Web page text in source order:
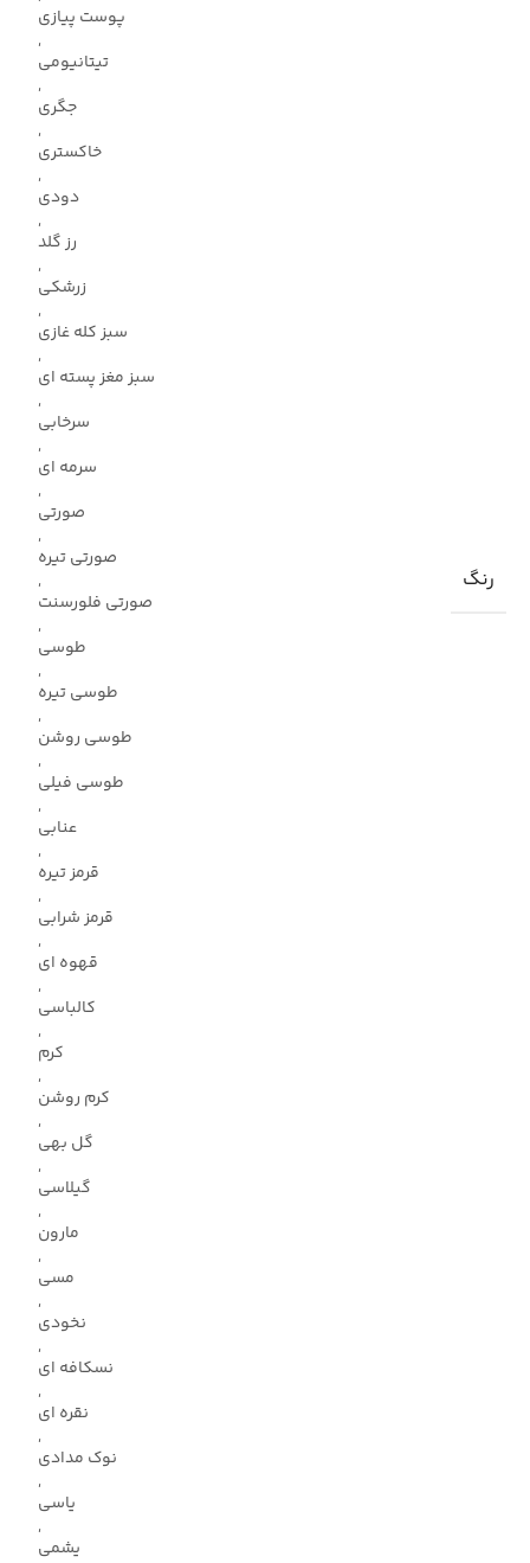
رنگ
پوست پیازی
,
تیتانیومی
,
جگری
,
خاکستری
,
دودی
,
رز گلد
,
زرشکی
,
سبز کله غازی
,
سبز مغز پسته ای
,
سرخابی
,
سرمه ای
,
صورتی
,
صورتی تیره
,
صورتی فلورسنت
,
طوسی
,
طوسی تیره
,
طوسی روشن
,
طوسی فیلی
,
عنابی
,
قرمز تیره
,
قرمز شرابی
,
قهوه ای
,
کالباسی
,
کرم
,
کرم روشن
,
گل بهی
,
گیلاسی
,
مارون
,
مسی
,
نخودی
,
نسکافه ای
,
نقره ای
,
نوک مدادی
,
یاسی
,
یشمی